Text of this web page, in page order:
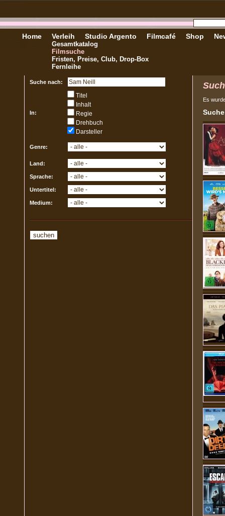
Home Verleih
Gesamtkatalog
Filmsuche
Fristen, Preise, Club, Drop-Box
Fernleihe
Studio Argento Filmcafé Shop
Suche nach:
In:
Titel
Inhalt
Regie
Drehbuch
Darsteller
Genre:
Land:
Sprache:
Untertitel:
Medium:
Es